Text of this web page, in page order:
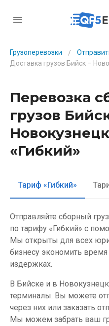
Грузоперевозки /
Перевозка
грузов
«Гибкий»
Тариф «Гибкий»
Отправляйте сборный
по тарифу «Гибкий» с
Мы открыты для всех
бизнесу экономить
издержках.
В Бийске и в
терминалы. Вы можете
через них или заказать
Мы можем забрать ваш